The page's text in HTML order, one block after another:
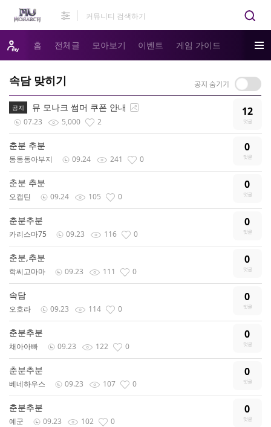
홈 전체글 모아보기 이벤트 게임 가이드
속담 맞히기
공지 뮤 모나크 썸머 쿠폰 안내 12
07.23 5,000 2
춘분 추분 0
동동동아부지 09.24 241 0
춘분 추분 0
오캡틴 09.24 105 0
춘분추분 0
카리스마75 09.23 116 0
춘분,추분 0
학씨고마마 09.23 111 0
속담 0
오호라 09.23 114 0
춘분추분 0
채아아빠 09.23 122 0
춘분추분 0
베네하우스 09.23 107 0
춘분추분 0
예군 09.23 102 0